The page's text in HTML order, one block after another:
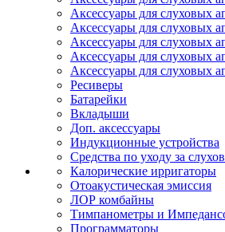
Аксессуары для слуховых
Аксессуары для слуховых
Аксессуары для слуховых
Аксессуары для слуховых
Аксессуары для слуховых
Ресиверы
Батарейки
Вкладыши
Доп. аксессуары
Индукционные устройства
Средства по уходу за
Калорические ирригаторы
Отоакустическая эмиссия
ЛОР комбайны
Тимпанометры и
Программаторы